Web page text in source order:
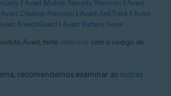
Avast Mobile Security Premium
Avast
Avast Cleanup Premium | Avast AntiTrack | Avast
BreachGuard | Avast Battery Saver
Avast, tente reativá-lo com o código de
recomendamos examinar as outras